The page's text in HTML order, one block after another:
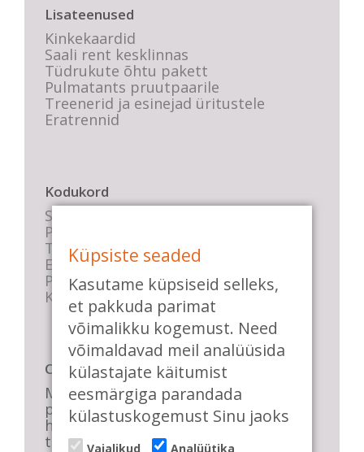
Lisateenused
Kinkekaardid
Saali rent kesklinnas
Tüdrukute õhtu pakett
Pulmatants pruutpaarile
Treenerid ja esinejad üritustele
Eratrennid
Kodukord
Stuudio sisekord
Privaatsustingimused
Tasemete kirjeldused
E-poe tingimused
Parkimise info
KKK
Casa de Baile
Me pühendume lõbusale olemisele,
positiivsele seltskonnale ja
huvitavatele ning kasulikele
tantsudele. Kui mõnes meie
Küpsiste seaded
Kasutame küpsiseid selleks,
et pakkuda parimat
võimalikku kogemust. Need
võimaldavad meil analüüsida
külastajate käitumist
eesmärgiga parandada
külastuskogemust Sinu jaoks
Vajalikud Analüütika